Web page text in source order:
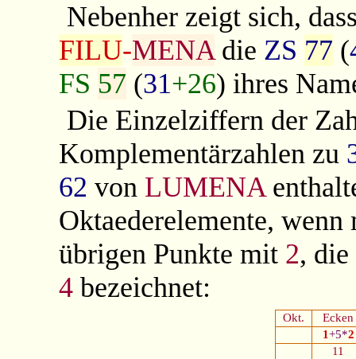
Nebenher zeigt sich,
FILU-MENAdie ZS 77 (
FS 57 (31+26) ihres
Die Einzelziffern der
Komplementärzahlen zu
62 von LUMENA
Oktaederelemente,
übrigen Punkte mit 2,
4 bezeichnet:
Okt.
Ecken
1+5*2
11